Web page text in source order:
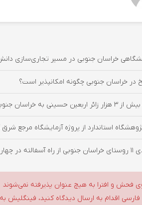
خراسان جنوبی در مسیر تجاری‌سازی
در خراسان جنوبی چگونه امکانپذیر است؟
حسینی به خراسان جنوبی / ...
استاندارد از پروژه آزمایشگاه مرجع
ماهه ...
فحش و افترا به هیچ عنوان پذیرفته نمی‌شوند
فارسی اقدام به ارسال دیدگاه کنید، فینگلیش